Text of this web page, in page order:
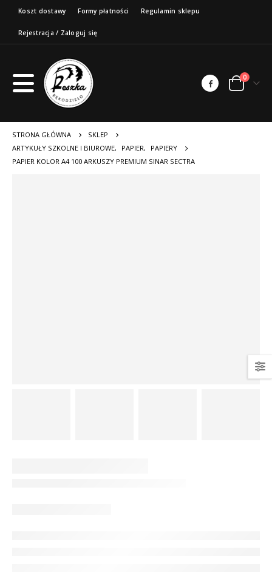
Koszt dostawy Formy płatności Regulamin sklepu
Rejestracja / Zaloguj się
0
STRONA GŁÓWNA
SKLEP
ARTYKUŁY SZKOLNE I BIUROWE, PAPIER,
PAPIERY
PAPIER KOLOR A4 100 ARKUSZY PREMIUM SINAR SECTRA